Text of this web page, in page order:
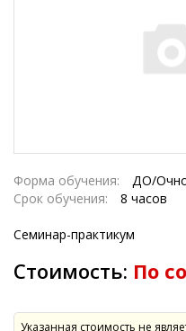
Форма обучения:
ДО/
Срок обучения:
8 часов
Семинар-практикум
Стоимость: По
Указанная стоимость не